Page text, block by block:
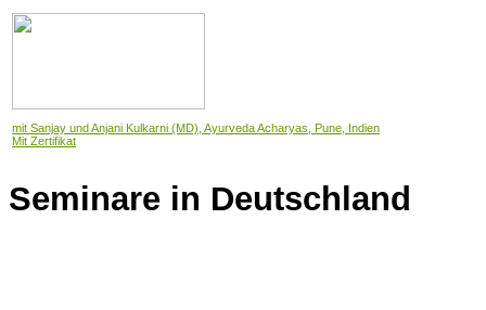
mit Sanjay und Anjani Kulkarni (MD), Ayurveda Acharyas, Pune, Indien
Mit Zertifikat
Seminare in Deutschland